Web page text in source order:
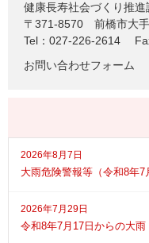
健康長寿社会づくり推進
〒371-8570
前橋市大
Tel：027-226-2614
お問い合わせフォーム
2026年8月7日
大雨危険警報等（令和8年7
2026年7月29日
令和8年7月17日からの大雨